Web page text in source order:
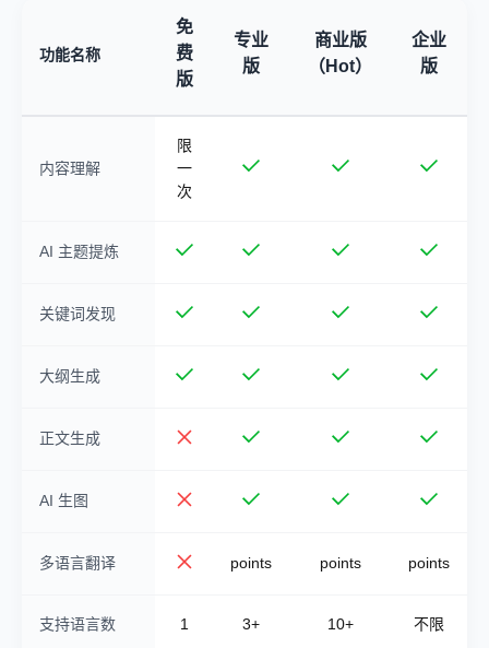
功能名称
免
费
版
专业
版
商业版
（Hot）
企业
版
内容理解
限
一
次
AI 主题提炼
关键词发现
大纲生成
正文生成
AI 生图
多语言翻译 points points points
支持语言数 1 3+ 10+ 不限